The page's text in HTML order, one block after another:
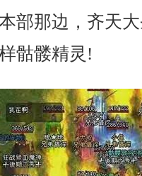
部那边，齐天
骷髅精灵!